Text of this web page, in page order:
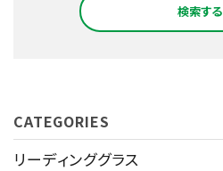
検索する
キーワード
CATEGORIES
リーディンググラス